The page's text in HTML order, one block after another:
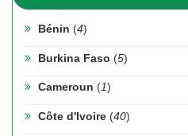
Bénin (4)
Burkina Faso (5)
Cameroun (1)
Côte d'Ivoire (40)